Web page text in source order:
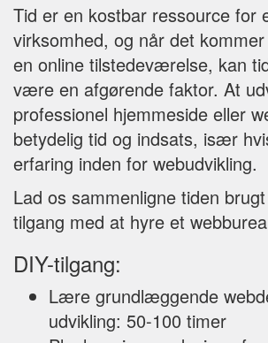
Tid er en kostbar ressource for
virksomhed, og når det
en online tilstedeværelse, kan
være en afgørende faktor. At
professionel hjemmeside eller
betydelig tid og indsats, især
erfaring inden for webudvikling.
Lad os sammenligne tiden
tilgang med at hyre et
DIY-tilgang:
Lære grundlæggende
udvikling: 50-100 timer